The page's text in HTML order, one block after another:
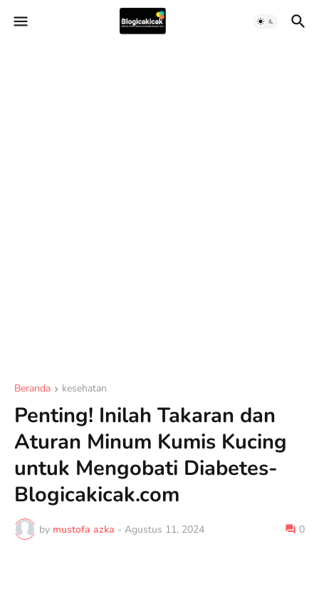
Beranda kesehatan
Penting! Inilah Takaran dan
Aturan Minum Kumis Kucing
untuk Mengobati Diabetes-
Blogicakicak.com
by mustofa azka - Agustus 11, 2024 0